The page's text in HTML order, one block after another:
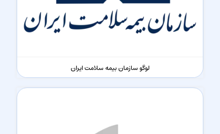
لوگو سازمان بیمه سلامت ایران